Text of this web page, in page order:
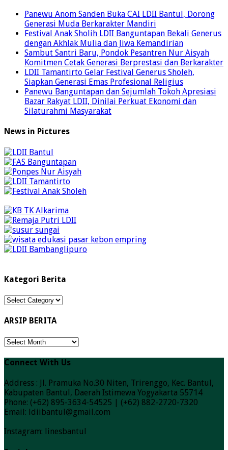
Panewu Anom Sanden Buka CAI LDII Bantul, Dorong
Generasi Muda Berkarakter Mandiri
Festival Anak Sholih LDII Banguntapan Bekali Generus
dengan Akhlak Mulia dan Jiwa Kemandirian
Sambut Santri Baru, Pondok Pesantren Nur Aisyah
Komitmen Cetak Generasi Berprestasi dan Berkarakter
LDII Tamantirto Gelar Festival Generus Sholeh,
Siapkan Generasi Emas Profesional Religius
Panewu Banguntapan dan Sejumlah Tokoh Apresiasi
Bazar Rakyat LDII, Dinilai Perkuat Ekonomi dan
Silaturahmi Masyarakat
News in Pictures
Kategori Berita
Kategori
ARSIP BERITA
ARSIP
Connect With Us
Address : Jl. Pramuka No.30 Niten, Trirenggo, Kec. Bantul,
Kabupaten Bantul, Daerah Istimewa Yogyakarta 55714
Phone: (+62) 895-3634-54525 | (+62) 882-2720-7320
Email: ldiibantul@gmail.com
Instagram: linesbantul